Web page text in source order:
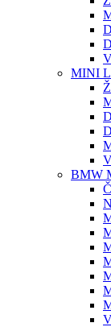
MINI
BMW